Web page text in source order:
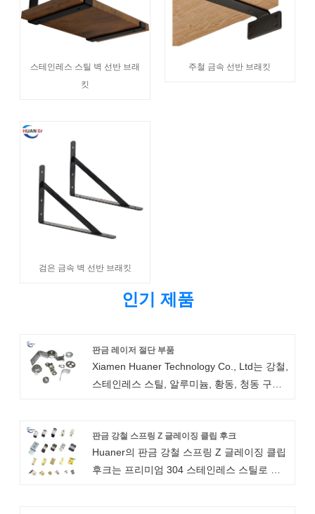
스테인레스 스틸 벽 선반 브래
킷
주철 금속 선반 브래킷
검은 금속 벽 선반 브래킷
인기 제품
판금 레이저 절단 부품
Xiamen Huaner Technology Co., Ltd는 강철,
스테인레스 스틸, 알루미늄, 황동, 청동 구리
판금 강철 스프링 Z 글레이징 클립 후크
Huaner의 판금 강철 스프링 Z 글레이징 클립
후크는 프리미엄 304 스테인레스 스틸로 제